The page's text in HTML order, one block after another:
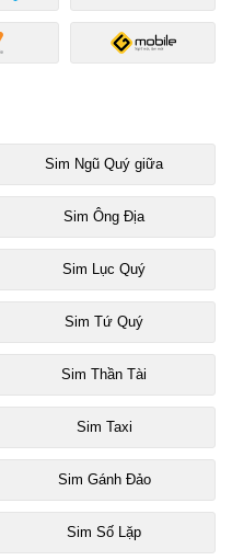
Sim Ngũ Quý giữa
Sim Ông Địa
Sim Lục Quý
Sim Tứ Quý
Sim Thần Tài
Sim Taxi
Sim Gánh Đảo
Sim Số Lặp